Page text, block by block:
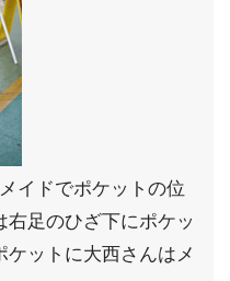
イドでポケットの位
足のひざ下にポケッ
ケットに大西さんはメ